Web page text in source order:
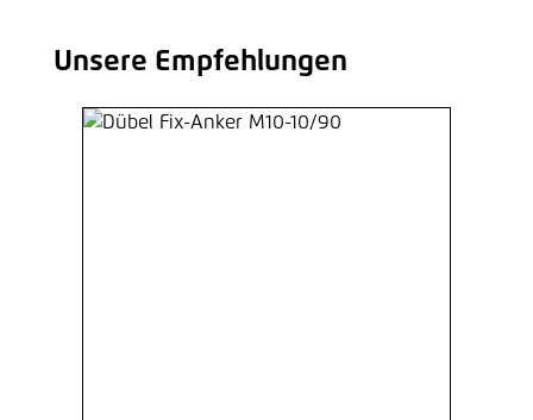
Produktgalerie überspringen
Unsere Empfehlungen